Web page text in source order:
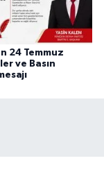
24 Temmuz
ve Basın